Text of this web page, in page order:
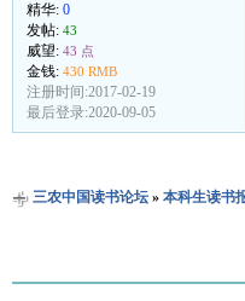
精华: 0
发帖: 43
威望: 43 点
金钱: 430 RMB
注册时间:2017-02-19
最后登录:2020-09-05
三农中国读书论坛» 本科生读书